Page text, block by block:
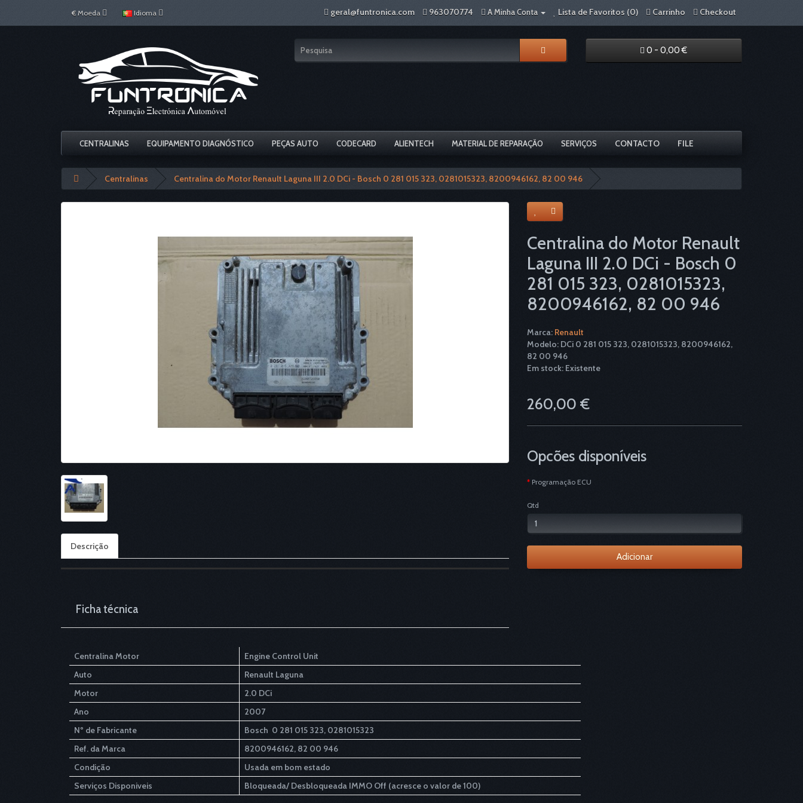
€ Moeda Idioma geral@funtronica.com 963070774 A Minha Conta Lista de Favoritos (0) Carrinho Checkout
0 - 0,00 €
CENTRALINAS EQUIPAMENTO DIAGNÓSTICO PEÇAS AUTO CODECARD ALIENTECH MATERIAL DE REPARAÇÃO SERVIÇOS CONTACTO FILE
Centralinas Centralina do Motor Renault Laguna III 2.0 DCi - Bosch 0 281 015 323, 0281015323, 8200946162, 82 00 946
Descrição
Ficha técnica
Centralina Motor
Engine Control Unit
Auto
Renault Laguna
Motor
2.0 DCi
Ano
2007
Nº de Fabricante
Bosch 0 281 015 323, 0281015323
Ref. da Marca
8200946162, 82 00 946
Condição
Usada em bom estado
Serviços Disponiveis
Bloqueada/ Desbloqueada IMMO Off (acresce o valor de 100)
Centralina do Motor Renault
Laguna III 2.0 DCi - Bosch 0
281 015 323, 0281015323,
8200946162, 82 00 946
Marca: Renault
Modelo: DCi 0 281 015 323, 0281015323, 8200946162,
82 00 946
Em stock: Existente
260,00 €
Opcões disponíveis
Programação ECU
Qtd
Adicionar